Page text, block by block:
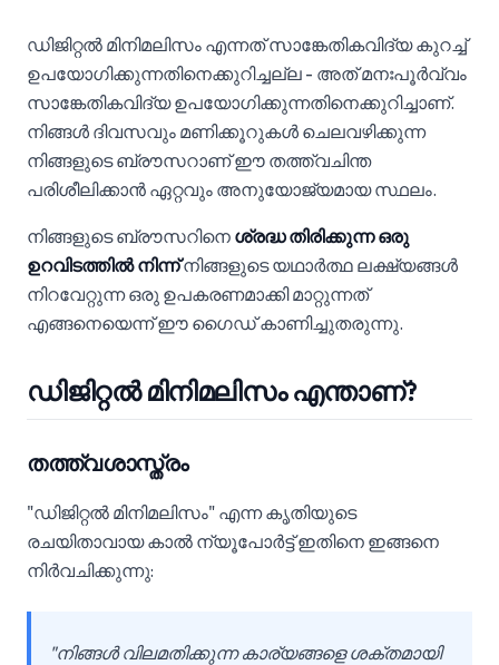
ഡിജിറ്റൽ മിനിമലിസം എന്നത് സാങ്കേതികവിദ്യ കുറച്ച്
ഉപയോഗിക്കുന്നതിനെക്കുറിച്ചല്ല - അത് മനഃപൂർവ്വം
സാങ്കേതികവിദ്യ ഉപയോഗിക്കുന്നതിനെക്കുറിച്ചാണ്.
നിങ്ങൾ ദിവസവും മണിക്കൂറുകൾ ചെലവഴിക്കുന്ന
നിങ്ങളുടെ ബ്രൗസറാണ് ഈ തത്ത്വചിന്ത
പരിശീലിക്കാൻ ഏറ്റവും അനുയോജ്യമായ സ്ഥലം.
നിങ്ങളുടെ ബ്രൗസറിനെ ശ്രദ്ധ തിരിക്കുന്ന ഒരു
ഉറവിടത്തിൽ നിന്ന്നിങ്ങളുടെ യഥാർത്ഥ ലക്ഷ്യങ്ങൾ
നിറവേറ്റുന്ന ഒരു ഉപകരണമാക്കി മാറ്റുന്നത്
എങ്ങനെയെന്ന് ഈ ഗൈഡ് കാണിച്ചുതരുന്നു.
ഡിജിറ്റൽ മിനിമലിസം എന്താണ്?
തത്ത്വശാസ്ത്രം
"ഡിജിറ്റൽ മിനിമലിസം" എന്ന കൃതിയുടെ
രചയിതാവായ കാൽ ന്യൂപോർട്ട് ഇതിനെ ഇങ്ങനെ
നിർവചിക്കുന്നു:
"നിങ്ങൾ വിലമതിക്കുന്ന കാര്യങ്ങളെ ശക്തമായി